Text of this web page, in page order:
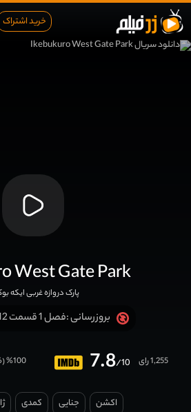
خرید اشتراک
West Gate Park
پارک دروازه غربی ایکه
بروزرسانی :فصل 1 قسمت 12 (آخر) اضافه شد
7.8/10 1,255 رای 100
% (
اکشن جنایی کمدی